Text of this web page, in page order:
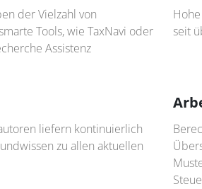
der Vielzahl von
Tools, wie TaxNavi oder
Assistenz
seit
liefern kontinuierlich
zu allen aktuellen